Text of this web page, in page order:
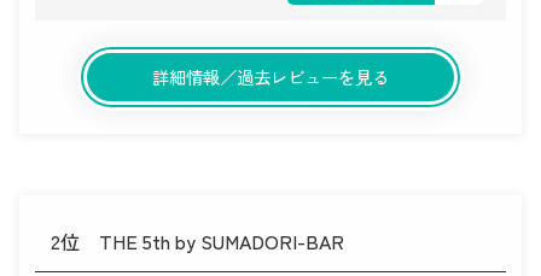
詳細情報／過去レビューを見る
2位 THE 5th by SUMADORI-BAR